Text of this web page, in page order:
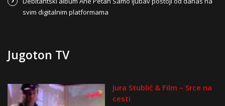
svim digitalnim platformama
Jugoton TV
Jura Stublić & Film – Srce na
cesti